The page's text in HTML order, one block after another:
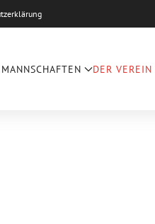
MANNSCHAFTEN DER VEREIN